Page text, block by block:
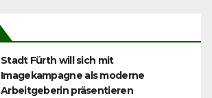
Stadt Fürth will sich mit
Imagekampagne als moderne
Arbeitgeberin präsentieren